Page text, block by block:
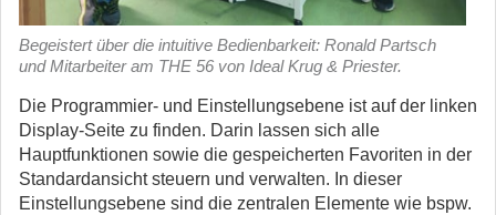
Begeistert über die intuitive Bedienbarkeit: Ronald Partsch
und Mitarbeiter am THE 56 von Ideal Krug & Priester.
Die Programmier- und Einstellungsebene ist auf der linken
Display-Seite zu finden. Darin lassen sich alle
Hauptfunktionen sowie die gespeicherten Favoriten in der
Standardansicht steuern und verwalten. In dieser
Einstellungsebene sind die zentralen Elemente wie bspw.